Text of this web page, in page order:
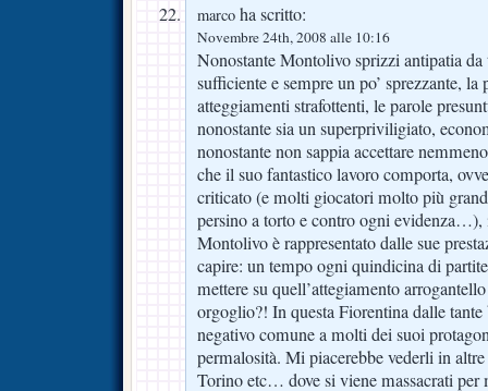
marco ha scritto:
Novembre 24th, 2008 alle 10:16
Nonostante Montolivo sprizzi antipatia
sufficiente e sempre un po’ sprezzante, la
atteggiamenti strafottenti, le parole
nonostante sia un superpriviligiato,
nonostante non sappia accettare
che il suo fantastico lavoro comporta,
criticato (e molti giocatori molto più
persino a torto e contro ogni
Montolivo è rappresentato dalle sue
capire: un tempo ogni quindicina di
mettere su quell’attegiamento
orgoglio?! In questa Fiorentina dalle tante
negativo comune a molti dei suoi
permalosità. Mi piacerebbe vederli in
Torino etc… dove si viene massacrati